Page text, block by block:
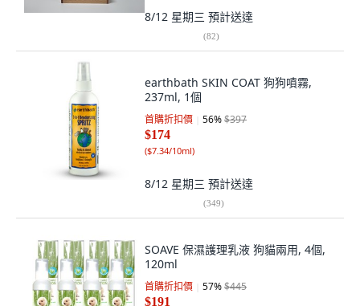
8/12 星期三 預計送達
(82)
earthbath SKIN COAT 狗狗噴霧,
237ml, 1個
首購折扣價 56%$397
$174
($7.34/10ml)
8/12 星期三 預計送達
(349)
SOAVE 保濕護理乳液 狗貓兩用, 4個,
120ml
首購折扣價 57%$445
$191